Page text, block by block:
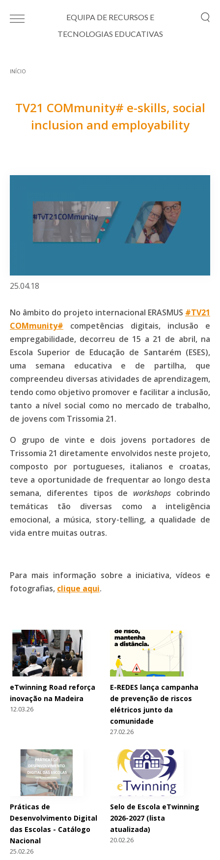
EQUIPA DE RECURSOS E
TECNOLOGIAS EDUCATIVAS
INÍCIO
TV21 COMmunity# e-skills, social
inclusion and employability
25.04.18
No âmbito do projeto internacional ERASMUS #TV21
COMmunity# competências digitais, inclusão e
empregabilidade, decorreu de 15 a 21 de abril, na
Escola Superior de Educação de Santarém (ESES),
uma semana educativa e de partilha, que
compreendeu diversas atividades de aprendizagem,
tendo como objetivo promover e facilitar a inclusão,
tanto a nível social como no mercado de trabalho,
de jovens com Trissomia 21.
O grupo de vinte e dois jovens portadores de
Trissomia 21 diretamente envolvidos neste projeto,
composto por portugueses, italianos e croatas,
teve a oportunidade de frequentar ao longo desta
semana, diferentes tipos de workshops cobrindo
temáticas tão diversas como a inteligência
emocional, a música, story-telling, a qualidade de
vida entre muitas outras.
Para mais informação sobre a iniciativa, vídeos e
fotografias, clique aqui.
eTwinning Road reforça
inovação na Madeira
12.03.26
E-REDES lança campanha
de prevenção de riscos
elétricos junto da
comunidade
27.02.26
Práticas de
Desenvolvimento Digital
das Escolas - Catálogo
Nacional
25.02.26
Selo de Escola eTwinning
2026-2027 (lista
atualizada)
20.02.26